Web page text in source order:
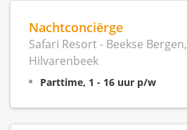
Nachtconciërge
Safari Resort - Beekse Bergen,
Hilvarenbeek
Parttime, 1 - 16 uur p/w